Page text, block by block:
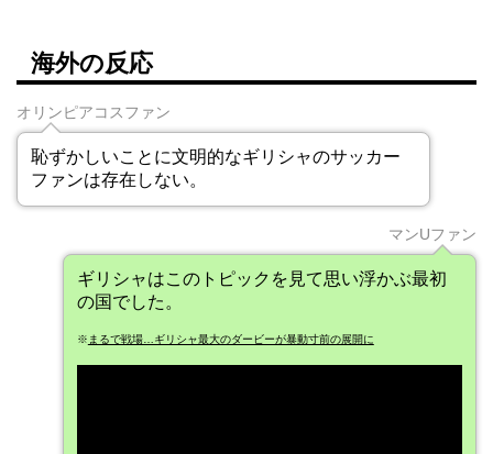
海外の反応
オリンピアコスファン
恥ずかしいことに文明的なギリシャのサッカー
ファンは存在しない。
マンUファン
ギリシャはこのトピックを見て思い浮かぶ最初
の国でした。
※ まるで戦場…ギリシャ最大のダービーが暴動寸前の展開に